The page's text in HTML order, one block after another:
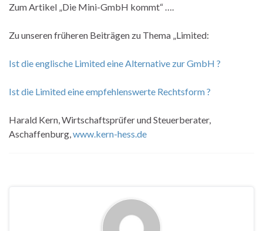
Zum Artikel „Die Mini-GmbH kommt“ ….
Zu unseren früheren Beiträgen zu Thema „Limited:
Ist die englische Limited eine Alternative zur GmbH ?
Ist die Limited eine empfehlenswerte Rechtsform ?
Harald Kern, Wirtschaftsprüfer und Steuerberater,
Aschaffenburg, www.kern-hess.de